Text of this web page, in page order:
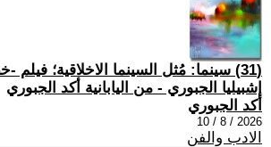
(31) سينما: مُثل السينما الاخلاقية؛
إشبيليا الجبوري - من اليابانية أكد الجبوري
أكد الجبوري
2026 / 8 / 10
الادب والفن